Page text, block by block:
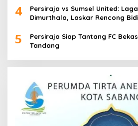
4
Persiraja vs Sumsel United:
Dimurthala, Laskar Rencong
5
Persiraja Siap Tantang FC
Tandang